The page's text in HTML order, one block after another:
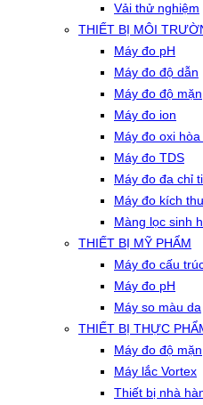
Vải thử nghiệm
THIẾT BỊ MÔI
Máy đo pH
Máy đo độ dẫn
Máy đo độ mặn
Máy đo ion
Máy đo oxi
Máy đo TDS
Máy đo đa chỉ
Máy đo kích
Màng lọc sinh
THIẾT BỊ MỸ PHẨM
Máy đo cấu
Máy đo pH
Máy so màu da
THIẾT BỊ THỰC
Máy đo độ mặn
Máy lắc Vortex
Thiết bị nhà